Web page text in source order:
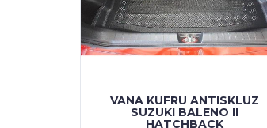
VANA KUFRU ANTISKLUZ
SUZUKI BALENO II
HATCHBACK